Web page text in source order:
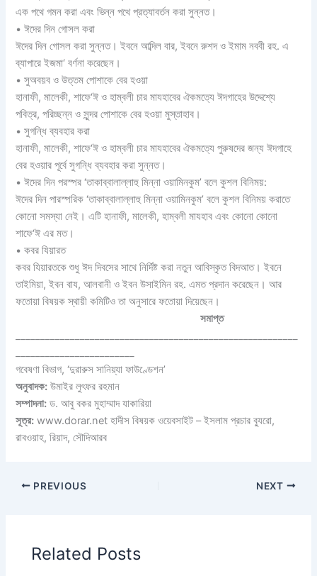
এক পথে গমন করা এবং ভিন্ন পথে প্রত্যাবর্তন করা সুন্নত।
• ঈদের দিন গোসল করা
ঈদের দিন গোসল করা সুন্নত। ইবনে আব্দিল বার, ইবনে রুশদ ও ইমাম নববী রহ. এ
ব্যাপারে ইজমা‘ বর্ণনা করেছেন।
• সুঅবয়ব ও উত্তম পোশাকে বের হওয়া
হানাফী, মালেকী, শাফে‘ঈ ও হাম্বলী চার মাযহাবের ঐকমত্যে ঈদগাহের উদ্দেশ্যে
পবিত্র, পরিচ্ছন্ন ও সুন্দর পোশাকে বের হওয়া মুস্তাহাব।
• সুগন্ধি ব্যবহার করা
হানাফী, মালেকী, শাফে‘ঈ ও হাম্বলী চার মাযহাবের ঐকমত্যে পুরুষদের জন্য ঈদগাহে
বের হওয়ার পূর্বে সুগন্ধি ব্যবহার করা সুন্নত।
• ঈদের দিন পরস্পর ‘তাকাব্বালাল্লাহু মিন্না ওয়ামিনকুম’ বলে কুশল বিনিময়:
ঈদের দিন পারস্পরিক ‘তাকাব্বালাল্লাহু মিন্না ওয়ামিনকুম’ বলে কুশল বিনিময় করাতে
কোনো সমস্যা নেই। এটি হানাফী, মালেকী, হাম্বলী মাযহাব এবং কোনো কোনো
শাফে‘ঈ এর মত।
• কবর যিয়ারত
কবর যিয়ারতকে শুধু ঈদ দিবসের সাথে নির্দিষ্ট করা নতুন আবিস্কৃত বিদআত। ইবনে
তাইমিয়া, ইবন বায, আলবানী ও ইবন উসাইমিন রহ. এমত প্রদান করেছেন। আর
ফতোয়া বিষয়ক স্থায়ী কমিটিও তা অনুসারে ফতোয়া দিয়েছেন।
সমাপ্ত
গবেষণা বিভাগ, ‘দুরারুস সানিয়্যা ফাউণ্ডেশন’
অনুবাদক: উমাইর লুৎফর রহমান
সম্পাদনা: ড. আবু বকর মুহাম্মাদ যাকারিয়া
সূত্র: www.dorar.net হাদীস বিষয়ক ওয়েবসাইট – ইসলাম প্রচার ব্যুরো,
রাবওয়াহ, রিয়াদ, সৌদিআরব
PREVIOUS NEXT
Related Posts